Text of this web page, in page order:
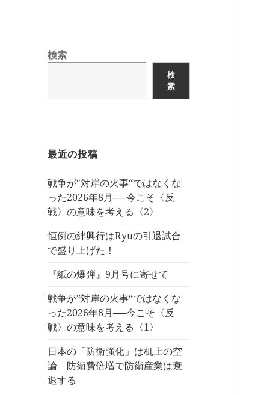
検索
検
索
最近の投稿
戦争が‟対岸の火事“ではなくな
った2026年8月──今こそ〈反
戦〉の意味を考える〈2〉
恒例の絆興行はRyuの引退試合
で盛り上げた！
『紙の爆弾』9月号に寄せて
戦争が‟対岸の火事“ではなくな
った2026年8月──今こそ〈反
戦〉の意味を考える〈1〉
日本の「防衛強化」は机上の空
論 防衛費倍増で防衛産業は衰
退する